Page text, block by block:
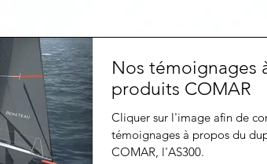
Nos témoignages
produits COMAR
Cliquer sur l'image afin de
témoignages à propos du
COMAR, l'AS300.